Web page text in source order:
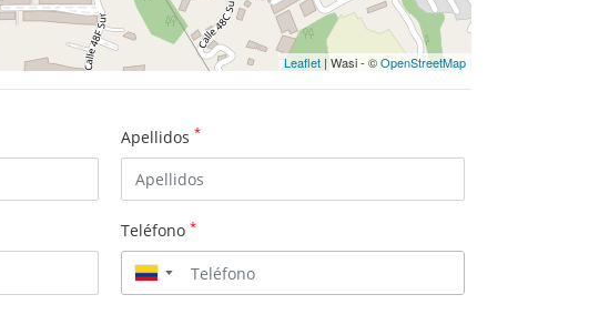
Leaflet | Wasi - ©OpenStreetMap
Apellidos *
Teléfono *
▼